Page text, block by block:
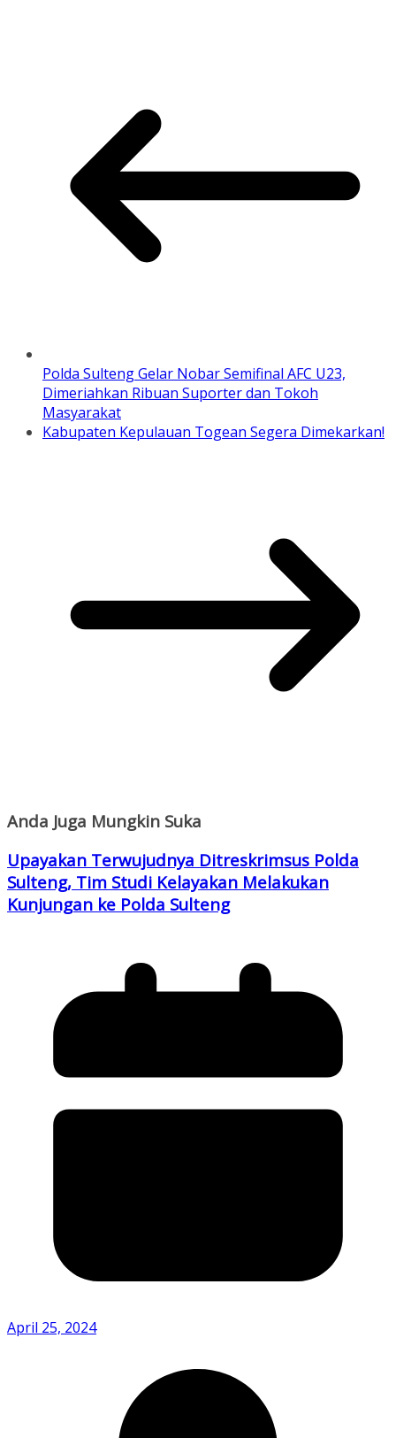
Polda Sulteng Gelar Nobar Semifinal AFC U23,
Dimeriahkan Ribuan Suporter dan Tokoh
Masyarakat
Kabupaten Kepulauan Togean Segera Dimekarkan!
Anda Juga Mungkin Suka
Upayakan Terwujudnya Ditreskrimsus Polda
Sulteng, Tim Studi Kelayakan Melakukan
Kunjungan ke Polda Sulteng
April 25, 2024